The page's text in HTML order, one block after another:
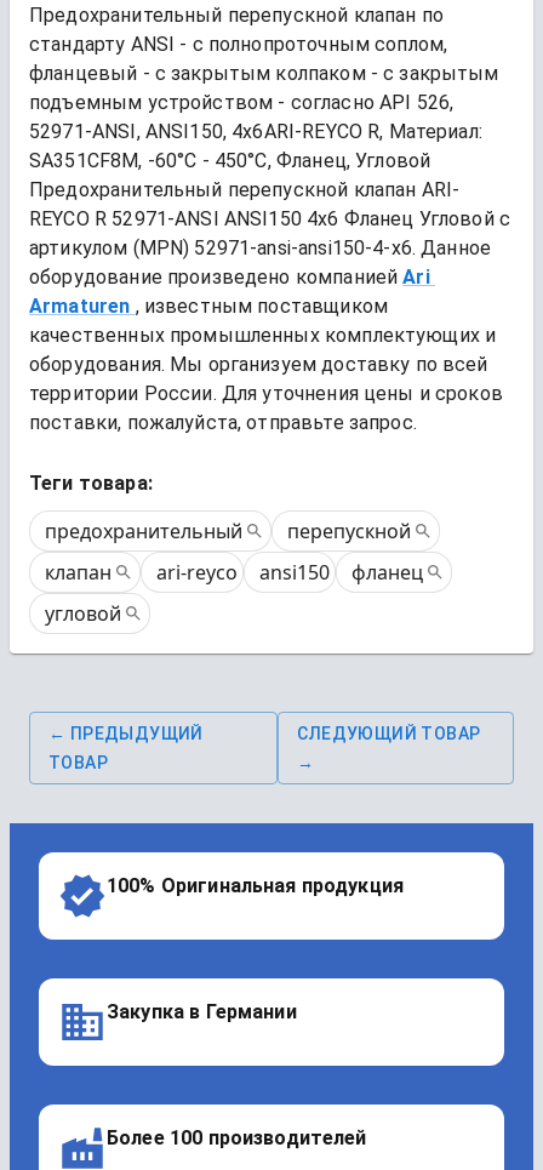
Предохранительный перепускной клапан по
стандарту ANSI - с полнопроточным соплом,
фланцевый - с закрытым колпаком - с закрытым
подъемным устройством - согласно API 526,
52971-ANSI, ANSI150, 4x6ARI-REYCO R, Материал:
SA351CF8M, -60°C - 450°C, Фланец, Угловой
Предохранительный перепускной клапан ARI-
REYCO R 52971-ANSI ANSI150 4x6 Фланец Угловой с
артикулом (MPN) 52971-ansi-ansi150-4-x6. Данное
оборудование произведено компанией Ari
Armaturen , известным поставщиком
качественных промышленных комплектующих и
оборудования. Мы организуем доставку по всей
территории России. Для уточнения цены и сроков
поставки, пожалуйста, отправьте запрос.
Теги товара:
предохранительный
перепускной
клапан
ari-reyco ansi150
фланец
угловой
← ПРЕДЫДУЩИЙ
ТОВАР
СЛЕДУЮЩИЙ ТОВАР
→
100% Оригинальная продукция
Закупка в Германии
Более 100 производителей